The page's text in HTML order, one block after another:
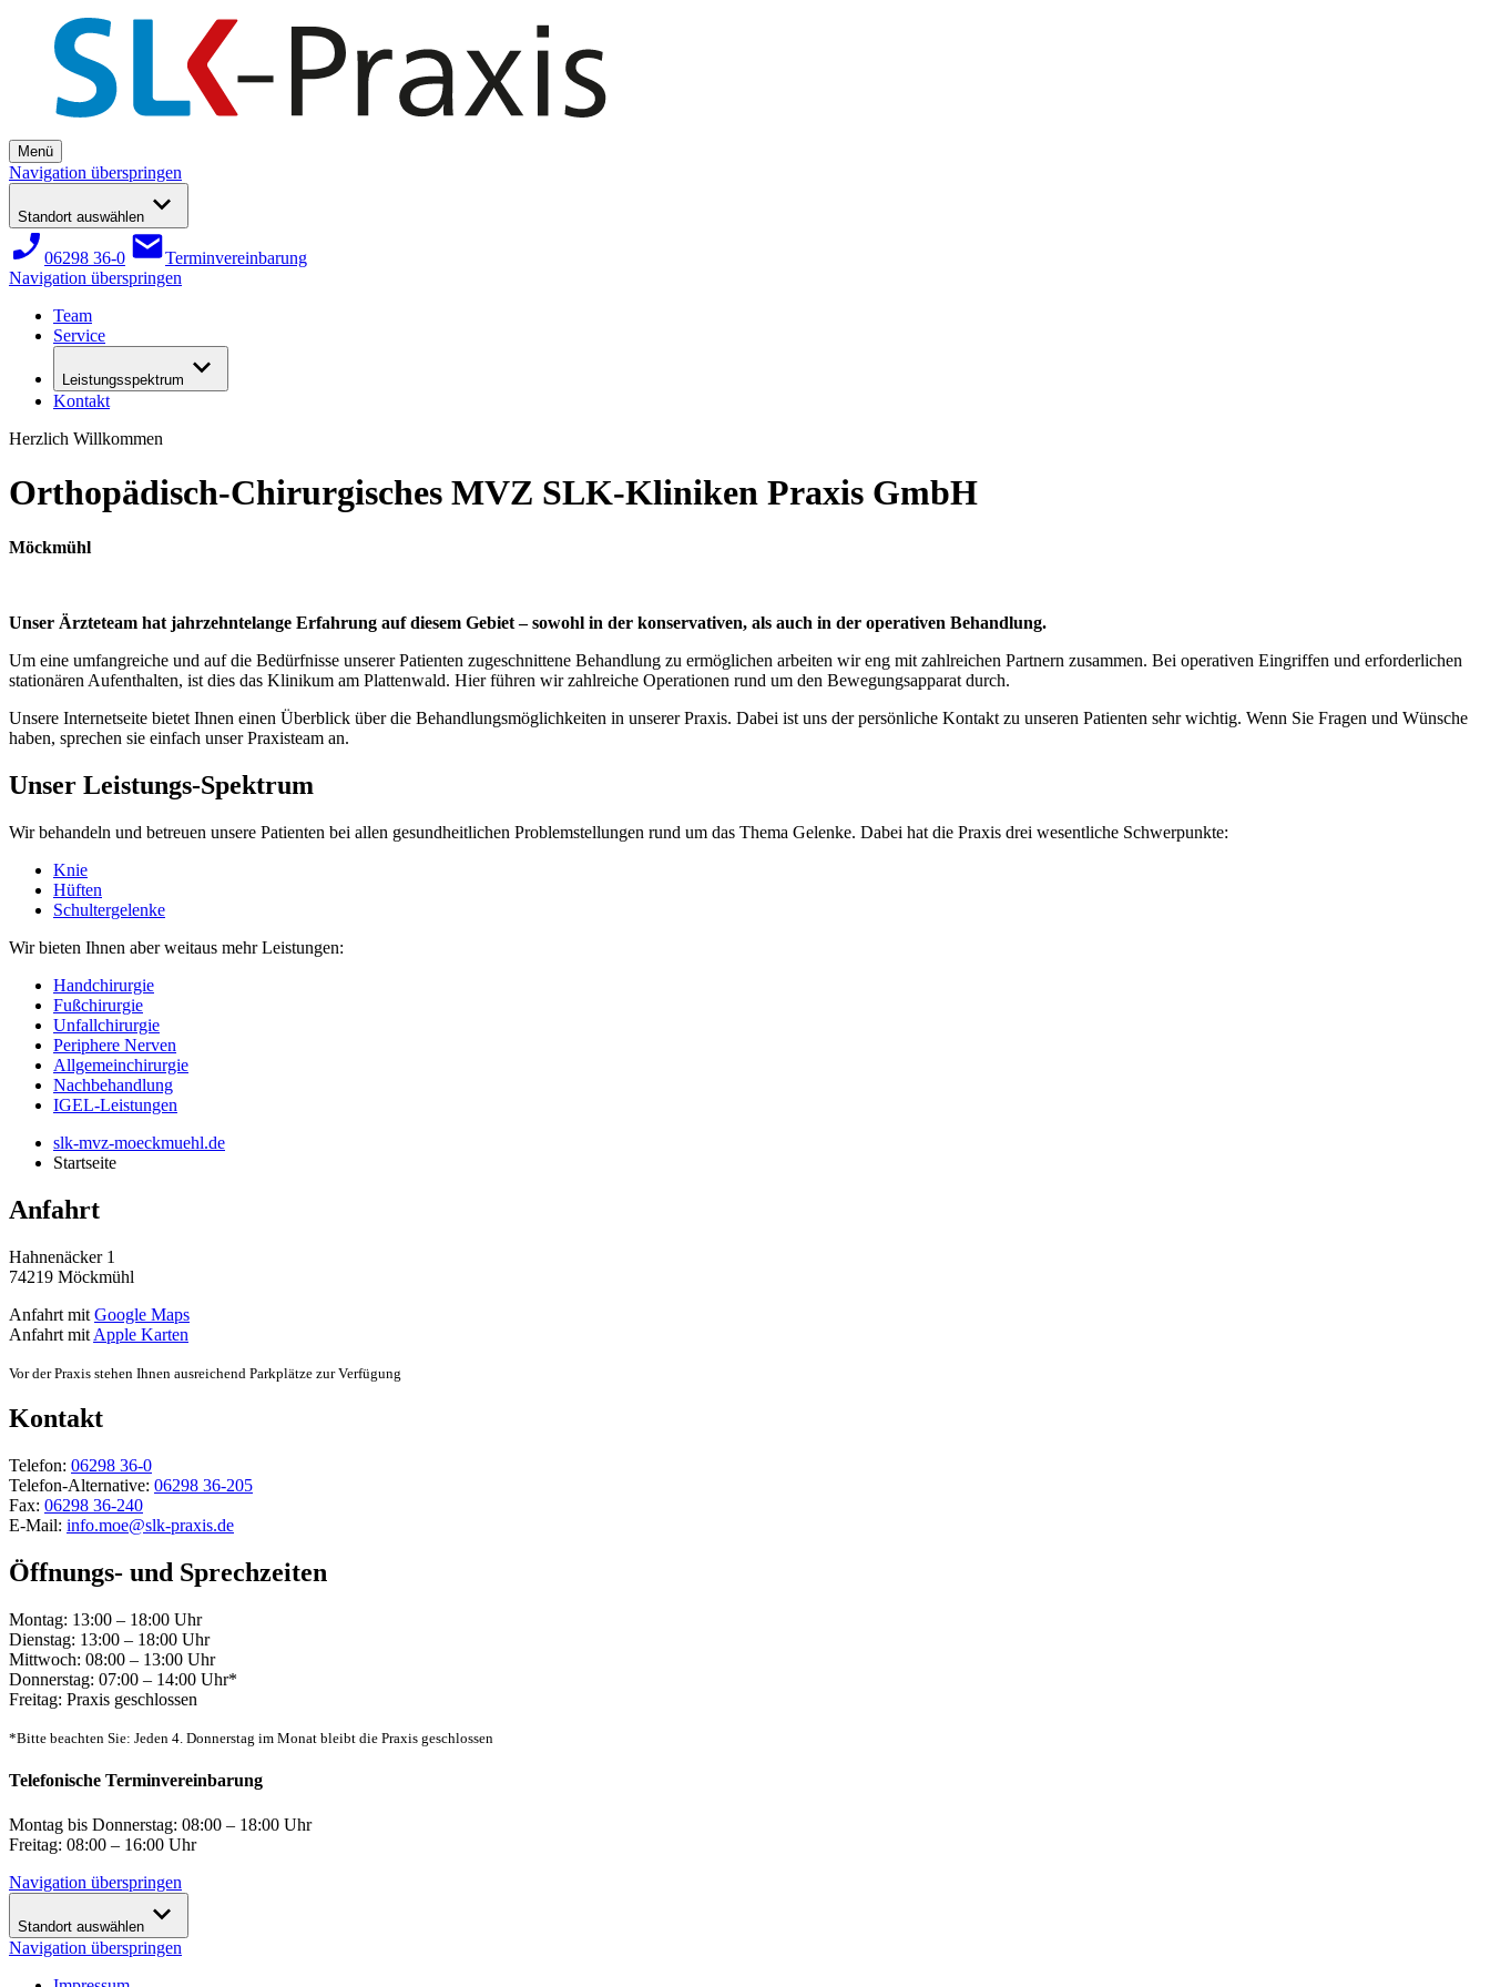
Menü
Navigation überspringen
Standort auswählen
06298 36-0
Terminvereinbarung
Navigation überspringen
Team
Service
Leistungsspektrum
Kontakt
Herzlich Willkommen
Orthopädisch-Chirurgisches MVZ SLK-Kliniken Praxis GmbH
Möckmühl
Unser Ärzteteam hat jahrzehntelange Erfahrung auf diesem Gebiet – sowohl in der konservativen, als auch in der operativen Behandlung.
Um eine umfangreiche und auf die Bedürfnisse unserer Patienten zugeschnittene Behandlung zu ermöglichen arbeiten wir eng mit zahlreichen Partnern zusammen. Bei operativen Eingriffen und erforderlichen
stationären Aufenthalten, ist dies das Klinikum am Plattenwald. Hier führen wir zahlreiche Operationen rund um den Bewegungsapparat durch.
Unsere Internetseite bietet Ihnen einen Überblick über die Behandlungsmöglichkeiten in unserer Praxis. Dabei ist uns der persönliche Kontakt zu unseren Patienten sehr wichtig. Wenn Sie Fragen und Wünsche
haben, sprechen sie einfach unser Praxisteam an.
Unser Leistungs-Spektrum
Wir behandeln und betreuen unsere Patienten bei allen gesundheitlichen Problemstellungen rund um das Thema Gelenke. Dabei hat die Praxis drei wesentliche Schwerpunkte:
Knie
Hüften
Schultergelenke
Wir bieten Ihnen aber weitaus mehr Leistungen:
Handchirurgie
Fußchirurgie
Unfallchirurgie
Periphere Nerven
Allgemeinchirurgie
Nachbehandlung
IGEL-Leistungen
slk-mvz-moeckmuehl.de
Startseite
Anfahrt
Hahnenäcker 1
74219 Möckmühl
Anfahrt mit Google Maps
Anfahrt mit Apple Karten
Vor der Praxis stehen Ihnen ausreichend Parkplätze zur Verfügung
Kontakt
Telefon: 06298 36-0
Telefon-Alternative: 06298 36-205
Fax: 06298 36-240
E-Mail: info.moe@slk-praxis.de
Öffnungs- und Sprechzeiten
Montag: 13:00 – 18:00 Uhr
Dienstag: 13:00 – 18:00 Uhr
Mittwoch: 08:00 – 13:00 Uhr
Donnerstag: 07:00 – 14:00 Uhr*
Freitag: Praxis geschlossen
*Bitte beachten Sie: Jeden 4. Donnerstag im Monat bleibt die Praxis geschlossen
Telefonische Terminvereinbarung
Montag bis Donnerstag: 08:00 – 18:00 Uhr
Freitag: 08:00 – 16:00 Uhr
Navigation überspringen
Standort auswählen
Navigation überspringen